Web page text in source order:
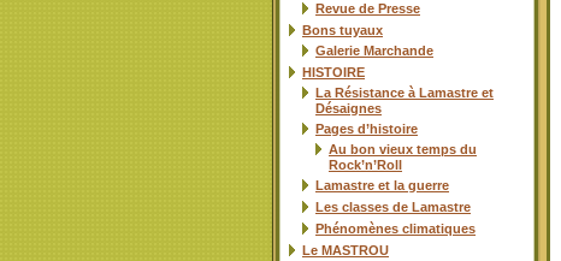
Revue de Presse
Bons tuyaux
Galerie Marchande
HISTOIRE
La Résistance à Lamastre et
Désaignes
Pages d’histoire
Au bon vieux temps du
Rock’n’Roll
Lamastre et la guerre
Les classes de Lamastre
Phénomènes climatiques
Le MASTROU